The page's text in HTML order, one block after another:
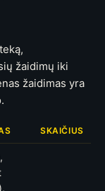
žaidimų iki
žaidimas yra
SKAIČIUS